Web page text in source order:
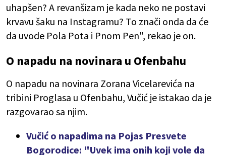
uhapšen? A revanšizam je kada neko ne postavi
krvavu šaku na Instagramu? To znači onda da će
da uvode Pola Pota i Pnom Pen", rekao je on.
O napadu na novinara u Ofenbahu
O napadu na novinara Zorana Vicelarevića na
tribini Proglasa u Ofenbahu, Vučić je istakao da je
razgovarao sa njim.
Vučić o napadima na Pojas Presvete
Bogorodice: "Uvek ima onih koji vole da